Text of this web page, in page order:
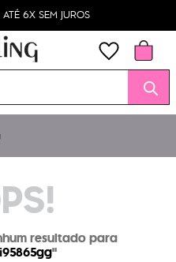
6X SEM JUROS
resultado para
"